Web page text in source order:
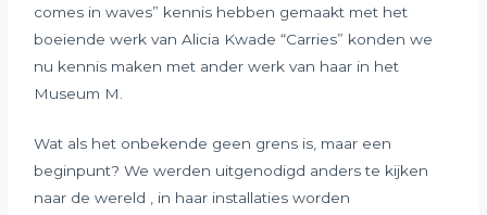
comes in waves” kennis hebben gemaakt met het
boeiende werk van Alicia Kwade “Carries” konden we
nu kennis maken met ander werk van haar in het
Museum M.
Wat als het onbekende geen grens is, maar een
beginpunt? We werden uitgenodigd anders te kijken
naar de wereld , in haar installaties worden